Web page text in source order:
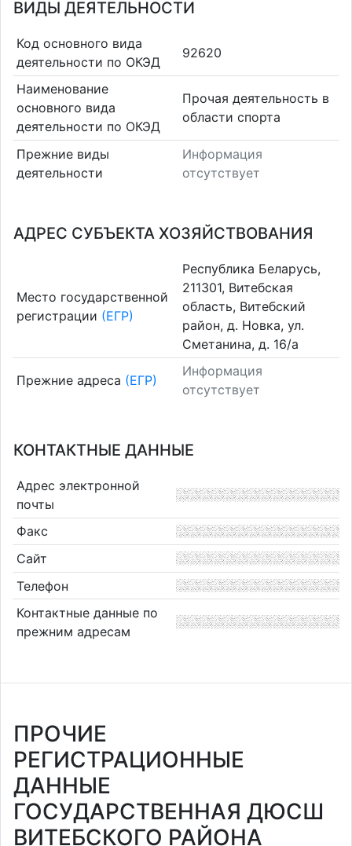
ВИДЫ ДЕЯТЕЛЬНОСТИ
Код основного вида
деятельности по ОКЭД
92620
Наименование
основного вида
деятельности по ОКЭД
Прочая деятельность в
области спорта
Прежние виды
деятельности
Информация
отсутствует
АДРЕС СУБЪЕКТА ХОЗЯЙСТВОВАНИЯ
Место государственной
регистрации (ЕГР)
Республика Беларусь,
211301, Витебская
область, Витебский
район, д. Новка, ул.
Сметанина, д. 16/а
Прежние адреса (ЕГР)
Информация
отсутствует
КОНТАКТНЫЕ ДАННЫЕ
Адрес электронной
почты
Факс
Сайт
Телефон
Контактные данные по
прежним адресам
ПРОЧИЕ
РЕГИСТРАЦИОННЫЕ
ДАННЫЕ
ГОСУДАРСТВЕННАЯ ДЮСШ
ВИТЕБСКОГО РАЙОНА